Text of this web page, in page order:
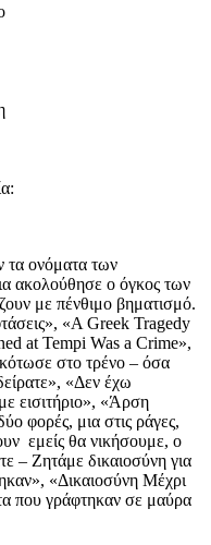
τα ονόματα των
ακολούθησε ο όγκος των
με πένθιμο βηματισμό.
«A Greek Tragedy
at Tempi Was a Crime»,
στο τρένο – όσα
«Δεν έχω
εισιτήριο», «Άρση
φορές, μια στις ράγες,
εμείς θα νικήσουμε, ο
– Ζητάμε δικαιοσύνη για
«Δικαιοσύνη Μέχρι
που γράφτηκαν σε μαύρα